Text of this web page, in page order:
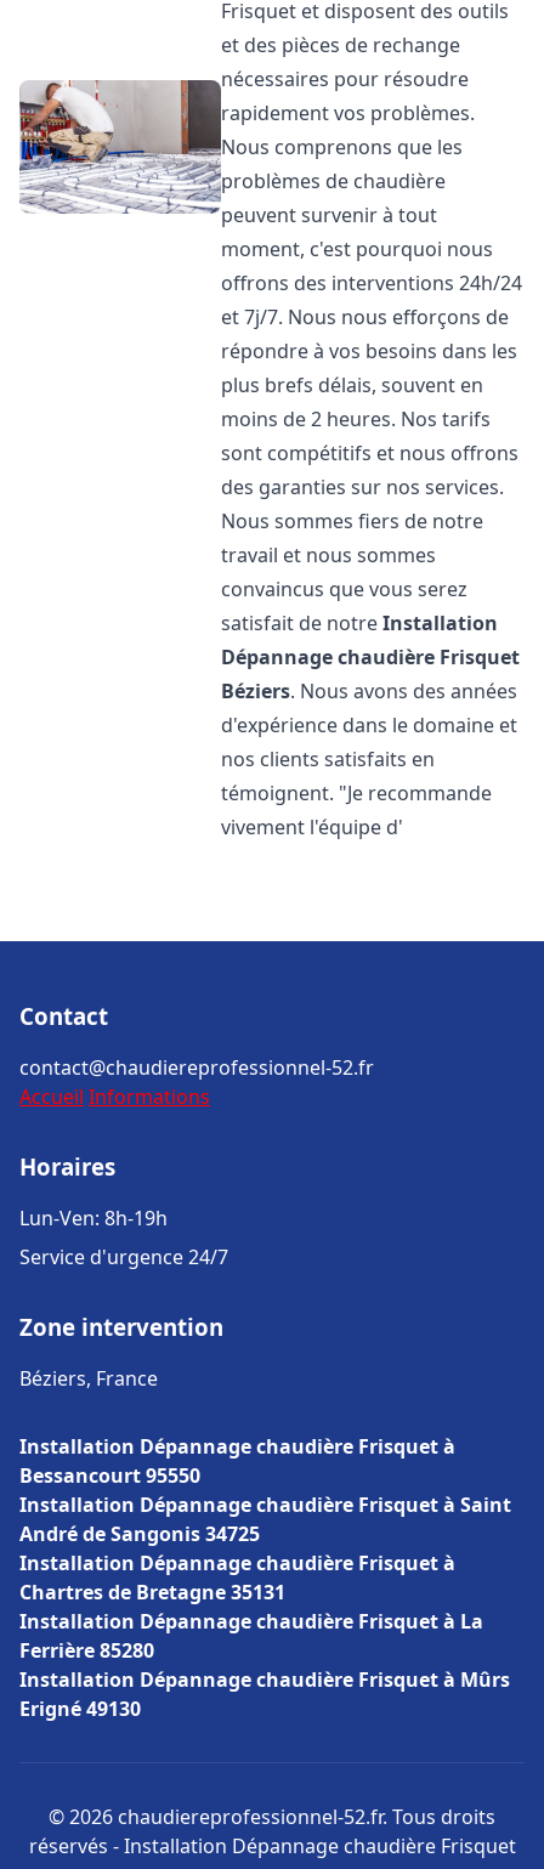
Frisquet et disposent des outils
et des pièces de rechange
nécessaires pour résoudre
rapidement vos problèmes.
Nous comprenons que les
problèmes de chaudière
peuvent survenir à tout
moment, c'est pourquoi nous
offrons des interventions 24h/24
et 7j/7. Nous nous efforçons de
répondre à vos besoins dans les
plus brefs délais, souvent en
moins de 2 heures. Nos tarifs
sont compétitifs et nous offrons
des garanties sur nos services.
Nous sommes fiers de notre
travail et nous sommes
convaincus que vous serez
satisfait de notreInstallation
Dépannage chaudière Frisquet
Béziers. Nous avons des années
d'expérience dans le domaine et
nos clients satisfaits en
témoignent. "Je recommande
vivement l'équipe d'
Contact
contact@chaudiereprofessionnel-52.fr
Accueil Informations
Horaires
Lun-Ven: 8h-19h
Service d'urgence 24/7
Zone intervention
Béziers, France
Installation Dépannage chaudière Frisquet à
Bessancourt 95550
Installation Dépannage chaudière Frisquet à Saint
André de Sangonis 34725
Installation Dépannage chaudière Frisquet à
Chartres de Bretagne 35131
Installation Dépannage chaudière Frisquet à La
Ferrière 85280
Installation Dépannage chaudière Frisquet à Mûrs
Erigné 49130
© 2026 chaudiereprofessionnel-52.fr. Tous droits
réservés - Installation Dépannage chaudière Frisquet